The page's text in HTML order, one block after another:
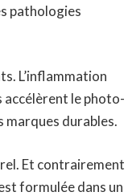
pathologies
L’inflammation
accélèrent le photo-
marques durables.
Et contrairement
formulée dans un